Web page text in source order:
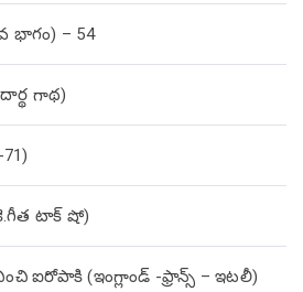
– 54
గాథ)
టాక్ షో)
ఐరోపాకి (ఇంగ్లాండ్ -ఫ్రాన్స్ – ఇటలీ)